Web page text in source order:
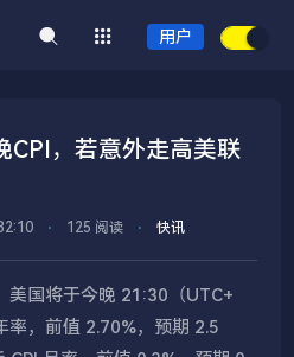
用户
CPI，若意外走高美联
⋅ 125 阅读 ⋅ 快讯
美国将于今晚 21:30（UTC+
率，前值 2.70%，预期 2.5